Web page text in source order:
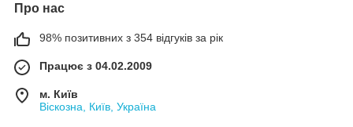
Про нас
98% позитивних з 354 відгуків за рік
Працює з 04.02.2009
м. Київ
Віскозна, Київ, Україна